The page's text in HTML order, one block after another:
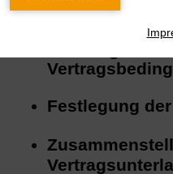
Anfertigung
Festlegung